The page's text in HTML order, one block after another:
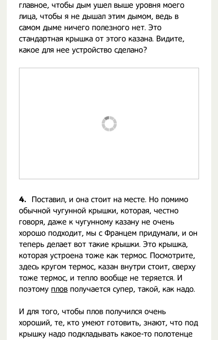
главное, чтобы дым ушел выше уровня моего
лица, чтобы я не дышал этим дымом, ведь в
самом дыме ничего полезного нет. Это
стандартная крышка от этого казана. Видите,
какое для нее устройство сделано?
4.
Поставил, и она стоит на месте. Но помимо
обычной чугунной крышки, которая, честно
говоря, даже к чугунному казану не очень
хорошо подходит, мы с Францем придумали, и он
теперь делает вот такие крышки. Это крышка,
которая устроена тоже как термос. Посмотрите,
здесь кругом термос, казан внутри стоит, сверху
тоже термос, и тепло вообще не теряется. И
поэтому плов получается супер, такой, как надо.
И для того, чтобы плов получился очень
хороший, те, кто умеют готовить, знают, что под
крышку надо подкладывать какое-то полотенце